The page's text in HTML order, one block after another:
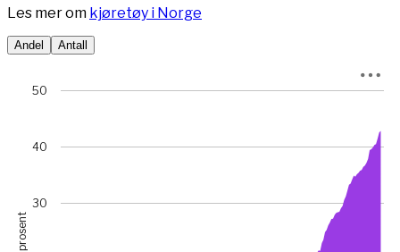
Les mer om kjøretøy i Norge
Andel Antall
The chart has 1 X axis displaying Time. Data ranges from
The chart has 1 Y axis displaying prosent. Data ranges
prosent
30
40
50